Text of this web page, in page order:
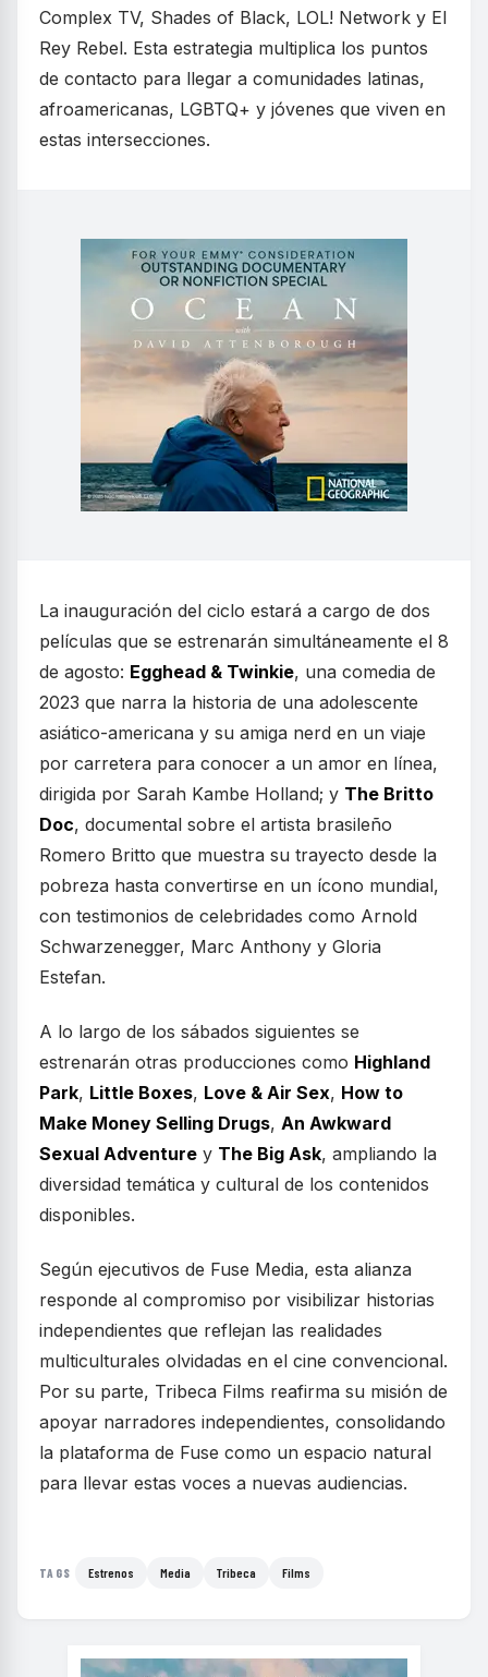
Complex TV, Shades of Black, LOL! Network y El
Rey Rebel. Esta estrategia multiplica los puntos
de contacto para llegar a comunidades latinas,
afroamericanas, LGBTQ+ y jóvenes que viven en
estas intersecciones.
La inauguración del ciclo estará a cargo de dos
películas que se estrenarán simultáneamente el 8
de agosto: Egghead & Twinkie, una comedia de
2023 que narra la historia de una adolescente
asiático-americana y su amiga nerd en un viaje
por carretera para conocer a un amor en línea,
dirigida por Sarah Kambe Holland; y The Britto
Doc, documental sobre el artista brasileño
Romero Britto que muestra su trayecto desde la
pobreza hasta convertirse en un ícono mundial,
con testimonios de celebridades como Arnold
Schwarzenegger, Marc Anthony y Gloria
Estefan.
A lo largo de los sábados siguientes se
estrenarán otras producciones como Highland
Park, Little Boxes, Love & Air Sex, How to
Make Money Selling Drugs, An Awkward
Sexual Adventure y The Big Ask, ampliando la
diversidad temática y cultural de los contenidos
disponibles.
Según ejecutivos de Fuse Media, esta alianza
responde al compromiso por visibilizar historias
independientes que reflejan las realidades
multiculturales olvidadas en el cine convencional.
Por su parte, Tribeca Films reafirma su misión de
apoyar narradores independientes, consolidando
la plataforma de Fuse como un espacio natural
para llevar estas voces a nuevas audiencias.
TAGS Estrenos Media Tribeca Films